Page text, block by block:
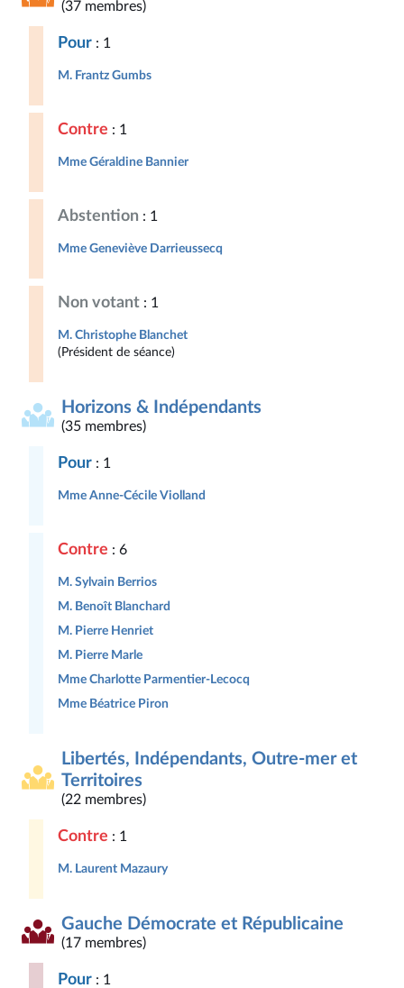
(37 membres)
Pour : 1
M. Frantz Gumbs
Contre : 1
Mme Géraldine Bannier
Abstention : 1
Mme Geneviève Darrieussecq
Non votant : 1
M. Christophe Blanchet
(Président de séance)
Horizons & Indépendants
(35 membres)
Pour : 1
Mme Anne-Cécile Violland
Contre : 6
M. Sylvain Berrios
M. Benoît Blanchard
M. Pierre Henriet
M. Pierre Marle
Mme Charlotte Parmentier-Lecocq
Mme Béatrice Piron
Libertés, Indépendants, Outre-mer et
Territoires
(22 membres)
Contre : 1
M. Laurent Mazaury
Gauche Démocrate et Républicaine
(17 membres)
Pour : 1